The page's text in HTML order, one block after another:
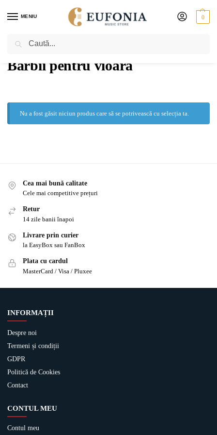
MENIU 0
PRIMA PAGINĂ
Bărbii pentru vioară
Nu a fost găsit niciun produs care să se potrivească cu selecția ta.
Cea mai bună calitate
Cele mai competitive prețuri
Retur
14 zile banii înapoi
Livrare prin curier
la EasyBox sau FanBox
Plata cu cardul
MasterCard / Visa / Pluxee
INFORMAȚII
Despre noi
Termeni și condiții
GDPR
Politică de Cookies
Contact
CONTUL MEU
Contul meu